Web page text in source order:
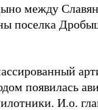
между
поселка
появилась
И.о.